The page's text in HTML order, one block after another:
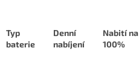
Typ
baterie
Denní
nabíjení
Nabití na
100%